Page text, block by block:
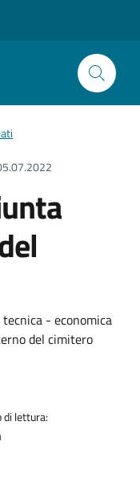
- economica
del cimitero
di lettura: